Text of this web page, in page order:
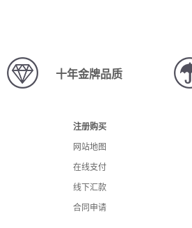
十年金牌品质
注册购买
网站地图
在线支付
线下汇款
合同申请